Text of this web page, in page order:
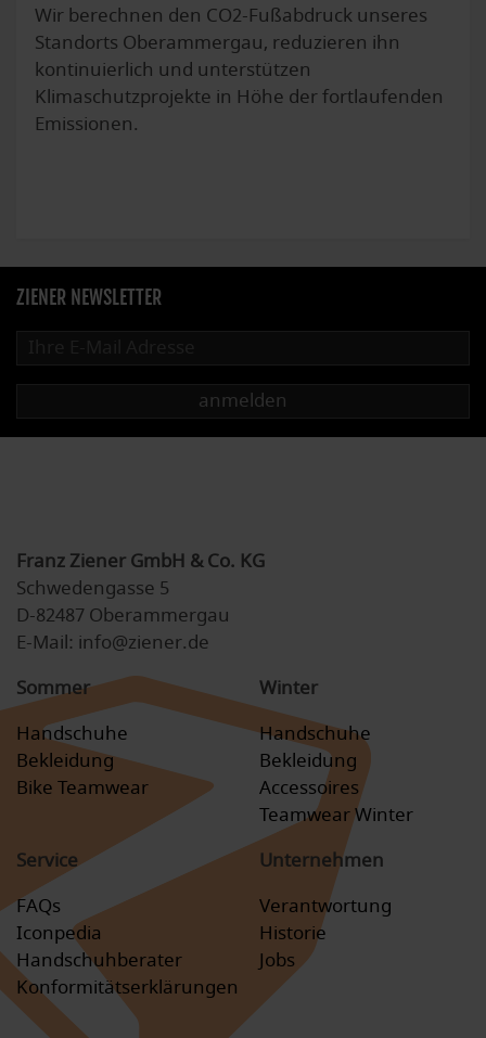
Wir berechnen den CO2-Fußabdruck unseres
Standorts Oberammergau, reduzieren ihn
kontinuierlich und unterstützen
Klimaschutzprojekte in Höhe der fortlaufenden
Emissionen.
ZIENER NEWSLETTER
anmelden
Franz Ziener GmbH & Co. KG
Schwedengasse 5
D-82487 Oberammergau
E-Mail: info@ziener.de
Sommer
Handschuhe
Bekleidung
Bike Teamwear
Winter
Handschuhe
Bekleidung
Accessoires
Teamwear Winter
Service
FAQs
Iconpedia
Handschuhberater
Konformitätserklärungen
Unternehmen
Verantwortung
Historie
Jobs